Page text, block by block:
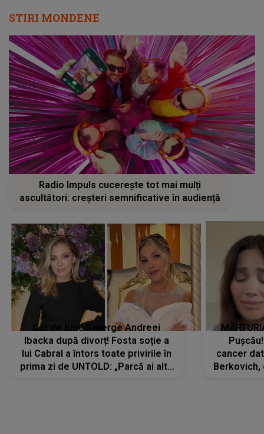
STIRI MONDENE
Radio Impuls cucerește tot mai mulți
ascultători: creșteri semnificative în audiență
Cât de bine îi merge Andreei
Ibacka după divorț! Fosta soție a
lui Cabral a întors toate privirile în
prima zi de UNTOLD: „Parcă ai altă
cancer